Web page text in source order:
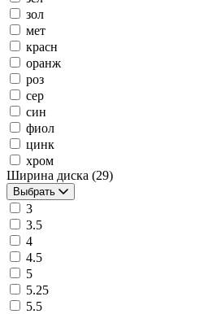
зол
мет
красн
оранж
роз
сер
син
фиол
цинк
хром
Ширина диска (29)
Выбрать
3
3.5
4
4.5
5
5.25
5.5